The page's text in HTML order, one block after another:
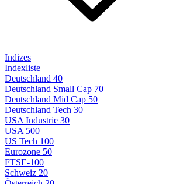
Indizes
Indexliste
Deutschland 40
Deutschland Small Cap 70
Deutschland Mid Cap 50
Deutschland Tech 30
USA Industrie 30
USA 500
US Tech 100
Eurozone 50
FTSE-100
Schweiz 20